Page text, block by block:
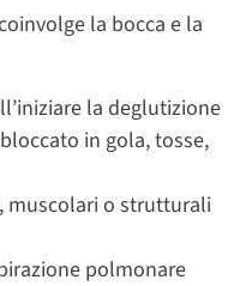
la bocca e la
la deglutizione
in gola, tosse,
muscolari o strutturali
polmonare